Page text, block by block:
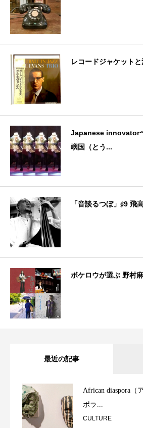
レコードジャケット
Japanese innovator
嶼国（とう...
「音談るつぼ」♯9 飛
ボケロウが選ぶ 野村
最近の記事
African diaspora（
ポラ...
CULTURE